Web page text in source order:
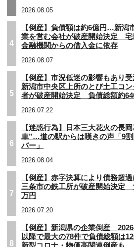
2026.08.05
4
【倒産】負債額は約6億円…新潟
業を営む会社が破産開始決定 宅
金融機関からの借入金に依存
2026.08.07
5
【倒産】市況低迷の影響もあり
新潟市中央区上所のとび土工コ
者が破産開始決定 負債総額約
2026.07.22
6
【迷惑行為】日本三大花火の長
車”…道の駅からは嘆きの声「9
バー」
2026.08.04
7
【倒産】赤字決算により債務超
三条市の鉄工所が破産開始決定
万円
2026.07.20
8
【倒産】新潟県の企業倒産
以降で最大の78件で負債総額は